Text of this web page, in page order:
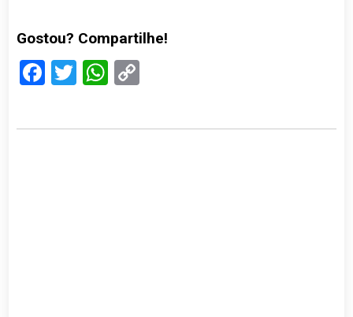
Gostou? Compartilhe!
Facebook
TwitterWhatsApp